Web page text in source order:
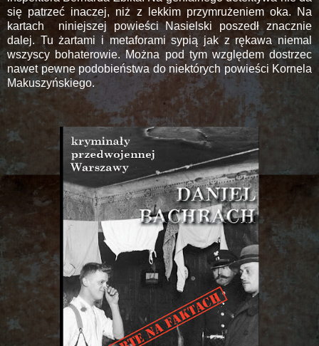
się patrzeć inaczej, niż z lekkim przymrużeniem oka. Na
kartach
niniejszej powieści Nasielski poszedł znacznie
dalej. Tu żartami i metaforami sypią jak z rękawa niemal
wszyscy bohaterowie. Można pod tym względem dostrzec
nawet pewne podobieństwa do niektórych powieści Kornela
Makuszyńskiego.